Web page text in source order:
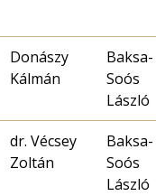
Donászy
Kálmán
Baksa-
Soós
László
dr. Vécsey
Zoltán
Baksa-
Soós
László